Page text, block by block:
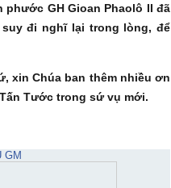
GH Gioan Phaolô II đã
đi nghĩ lại trong lòng, để
xin Chúa ban thêm nhiều ơn
Tước trong sứ vụ mới.
GM